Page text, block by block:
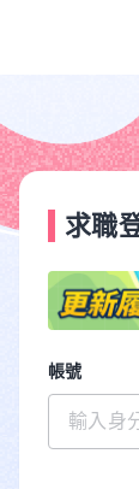
求職
帳號